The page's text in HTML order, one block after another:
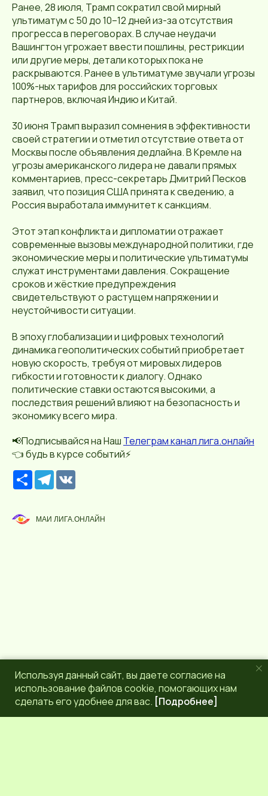
Ранее, 28 июля, Трамп сократил свой мирный
ультиматум с 50 до 10–12 дней из-за отсутствия
прогресса в переговорах. В случае неудачи
Вашингтон угрожает ввести пошлины, рестрикции
или другие меры, детали которых пока не
раскрываются. Ранее в ультиматуме звучали угрозы
100%-ных тарифов для российских торговых
партнеров, включая Индию и Китай.
30 июня Трамп выразил сомнения в эффективности
своей стратегии и отметил отсутствие ответа от
Москвы после объявления дедлайна. В Кремле на
угрозы американского лидера не давали прямых
комментариев, пресс-секретарь Дмитрий Песков
заявил, что позиция США принята к сведению, а
Россия выработала иммунитет к санкциям.
Этот этап конфликта и дипломатии отражает
современные вызовы международной политики, где
экономические меры и политические ультиматумы
служат инструментами давления. Сокращение
сроков и жёсткие предупреждения
свидетельствуют о растущем напряжении и
неустойчивости ситуации.
В эпоху глобализации и цифровых технологий
динамика геополитических событий приобретает
новую скорость, требуя от мировых лидеров
гибкости и готовности к диалогу. Однако
политические ставки остаются высокими, а
последствия решений влияют на безопасность и
экономику всего мира.
📢Подписывайся на Наш Телеграм канал лига.онлайн
👈 будь в курсе событий⚡️
Р
е
р
с
T
e
g
r
МАИ ЛИГА.ОНЛАЙН
Используя данный сайт, вы даете согласие на
использование файлов cookie, помогающих нам
сделать его удобнее для вас. [Подробнее]